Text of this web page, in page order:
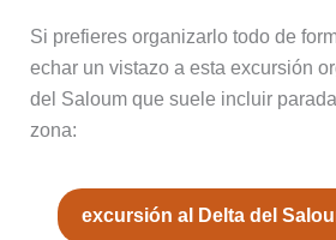
Si prefieres organizarlo todo de
echar un vistazo a esta excursión
del Saloum que suele incluir
zona:
excursión al Delta del